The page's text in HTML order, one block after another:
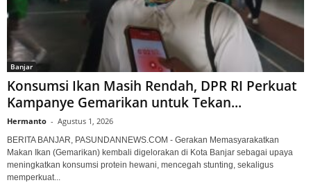
Banjar
Konsumsi Ikan Masih Rendah, DPR RI Perkuat
Kampanye Gemarikan untuk Tekan...
Hermanto - Agustus 1, 2026
BERITA BANJAR, PASUNDANNEWS.COM - Gerakan Memasyarakatkan
Makan Ikan (Gemarikan) kembali digelorakan di Kota Banjar sebagai upaya
meningkatkan konsumsi protein hewani, mencegah stunting, sekaligus
memperkuat...